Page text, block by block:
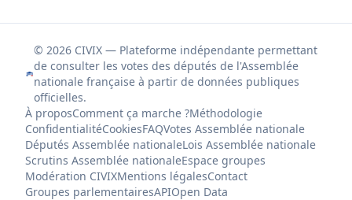
© 2026 CIVIX — Plateforme indépendante permettant
de consulter les votes des députés de l'Assemblée
nationale française à partir de données publiques
officielles.
À proposComment ça marche ?Méthodologie
ConfidentialitéCookiesFAQVotes Assemblée nationale
Députés Assemblée nationaleLois Assemblée nationale
Scrutins Assemblée nationaleEspace groupes
Modération CIVIXMentions légalesContact
Groupes parlementairesAPIOpen Data